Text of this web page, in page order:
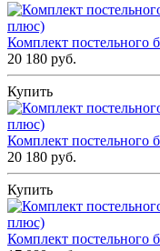
Комплект постельного
20 180 руб.
Купить
Комплект постельного
20 180 руб.
Купить
Комплект постельного